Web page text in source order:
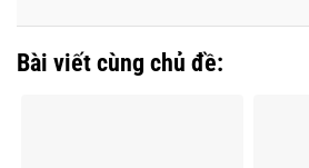
Bài viết cùng chủ đề: